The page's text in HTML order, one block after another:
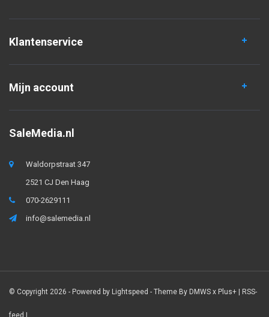
Klantenservice
Mijn account
SaleMedia.nl
Waldorpstraat 347
2521 CJ Den Haag
070-2629111
info@salemedia.nl
© Copyright 2026 - Powered by Lightspeed - Theme By DMWS x Plus+ | RSS-
feed |